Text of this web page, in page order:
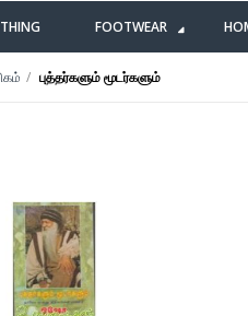
FOOTWEAR
புத்தர்களும் மூடர்களும்